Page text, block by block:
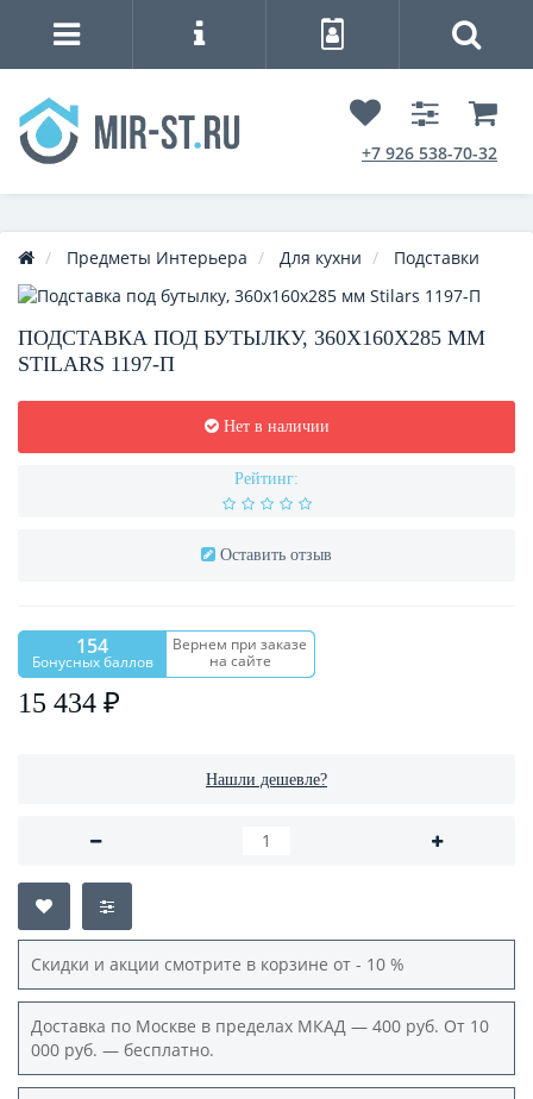
+7 926 538-70-32
Предметы Интерьера Для кухни Подставки
ПОДСТАВКА ПОД БУТЫЛКУ, 360Х160Х285 ММ
STILARS 1197-П
Нет в наличии
Рейтинг:
Оставить отзыв
154
Бонусных баллов
Вернем при заказе
на сайте
15 434 ₽
Нашли дешевле?
Скидки и акции смотрите в корзине от - 10 %
Доставка по Москве в пределах МКАД — 400 руб. От 10
000 руб. — бесплатно.